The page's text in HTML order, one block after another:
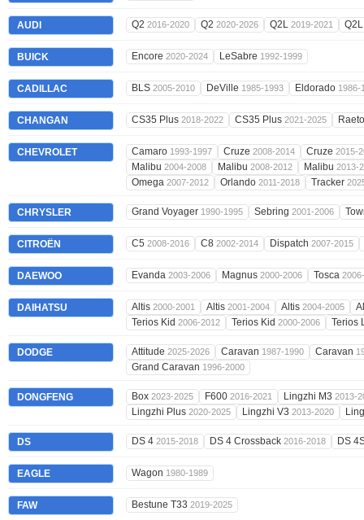
AUDI Q2 2016-2020 Q2 2020-2026 Q2L 2019-2021
BUICK Encore 2020-2024 LeSabre 1992-1999
CADILLAC BLS 2005-2010 DeVille 1985-1993 Eldorado 1986-
CHANGAN CS35 Plus 2018-2022 CS35 Plus 2021-2025
CHEVROLET Camaro 1993-1997 Cruze 2008-2014 Cruze 2015-
Malibu 2004-2008 Malibu 2008-2012 Malibu 2013-
Omega 2007-2012 Orlando 2011-2018 Tracker
CHRYSLER Grand Voyager 1990-1995 Sebring 2001-2006
CITROËN C5 2008-2016 C8 2002-2014 Dispatch 2007-2015
DAEWOO Evanda 2003-2006 Magnus 2000-2006 Tosca
DAIHATSU Altis 2000-2001 Altis 2001-2004 Altis 2004-2005
Terios Kid 2006-2012 Terios Kid 2000-2006 Terios
DODGE Attitude 2025-2026 Caravan 1987-1990 Caravan
Grand Caravan 1996-2000
DONGFENG Box 2023-2025 F600 2016-2021 Lingzhi M3 2013-
Lingzhi Plus 2020-2025 Lingzhi V3 2013-2020
DS DS 4 2015-2018 DS 4 Crossback 2016-2018 DS
EAGLE Wagon 1980-1989
FAW Bestune T33 2019-2025